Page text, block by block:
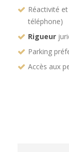
Réactivité
téléphone)
Rigueur
Parking
Accès aux